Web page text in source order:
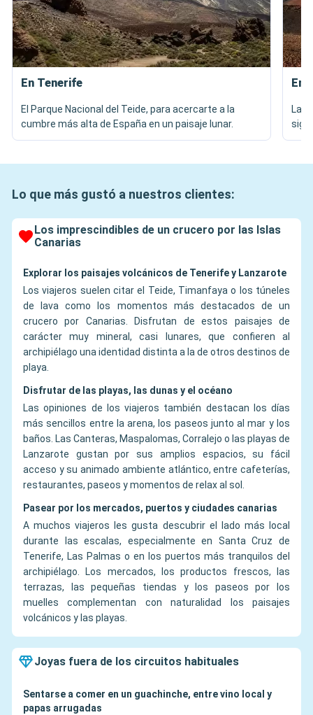
En Tenerife
El Parque Nacional del Teide, para acercarte a la
cumbre más alta de España en un paisaje lunar.
En
Las
Lo que más gustó a nuestros clientes:
Los imprescindibles de un crucero por las Islas
Canarias
Explorar los paisajes volcánicos de Tenerife y Lanzarote
Los viajeros suelen citar el Teide, Timanfaya o los túneles
de lava como los momentos más destacados de un
crucero por Canarias. Disfrutan de estos paisajes de
carácter muy mineral, casi lunares, que confieren al
archipiélago una identidad distinta a la de otros destinos de
playa.
Disfrutar de las playas, las dunas y el océano
Las opiniones de los viajeros también destacan los días
más sencillos entre la arena, los paseos junto al mar y los
baños. Las Canteras, Maspalomas, Corralejo o las playas de
Lanzarote gustan por sus amplios espacios, su fácil
acceso y su animado ambiente atlántico, entre cafeterías,
restaurantes, paseos y momentos de relax al sol.
Pasear por los mercados, puertos y ciudades canarias
A muchos viajeros les gusta descubrir el lado más local
durante las escalas, especialmente en Santa Cruz de
Tenerife, Las Palmas o en los puertos más tranquilos del
archipiélago. Los mercados, los productos frescos, las
terrazas, las pequeñas tiendas y los paseos por los
muelles complementan con naturalidad los paisajes
volcánicos y las playas.
Joyas fuera de los circuitos habituales
Sentarse a comer en un guachinche, entre vino local y
papas arrugadas